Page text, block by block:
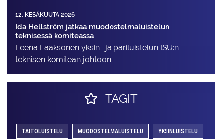
12. KESÄKUUTA 2026
Ida Hellström jatkaa muodostelmaluistelun
teknisessä komiteassa
Leena Laaksonen yksin- ja pariluistelun ISU:n
teknisen komitean johtoon
TAGIT
TAITOLUISTELU MUODOSTELMALUISTELU YKSINLUISTELU